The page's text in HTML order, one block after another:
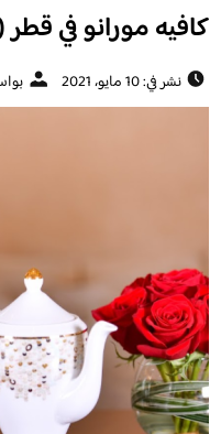
كافيه مورانو في
نشر في: 10 مايو، 2021